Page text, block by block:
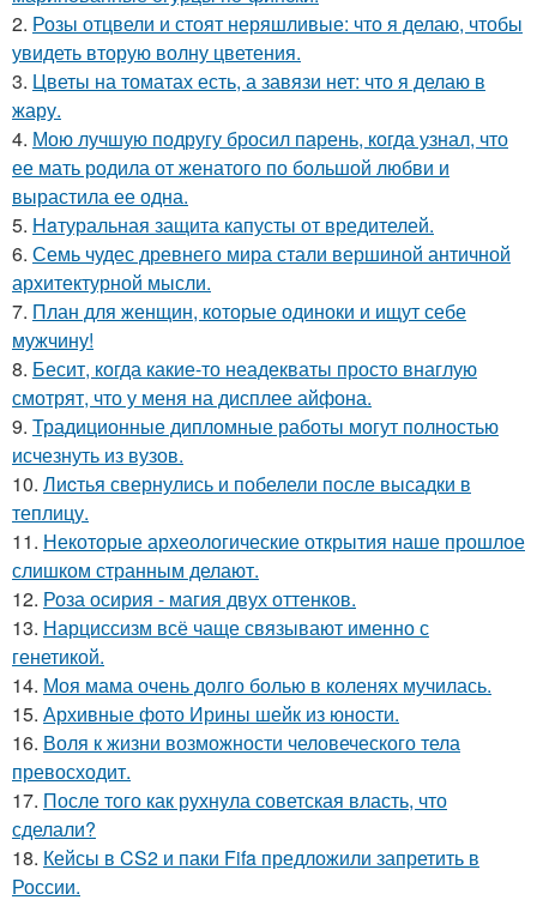
2. Розы отцвели и стоят неряшливые: что я делаю, чтобы
увидеть вторую волну цветения.
3. Цветы на томатах есть, а завязи нет: что я делаю в
жару.
4. Мою лучшую подругу бросил парень, когда узнал, что
ее мать родила от женатого по большой любви и
вырастила ее одна.
5. Haтуральная защита капусты от вредителей.
6. Семь чудес древнего мира стали вершиной античной
архитектурной мысли.
7. План для женщин, которые одиноки и ищут себе
мужчину!
8. Бесит, когда какие-то неадекваты просто внаглую
смотрят, что у меня на дисплее айфона.
9. Традиционные дипломные работы могут полностью
исчезнуть из вузов.
10. Лиcтья свернулись и побелели после высадки в
теплицу.
11. Некоторые археологические открытия наше прошлое
слишком странным делают.
12. Роза осирия - магия двух оттенков.
13. Нарциссизм всё чаще связывают именно с
генетикой.
14. Моя мама очень долго болью в коленях мучилась.
15. Архивные фото Ирины шейк из юности.
16. Воля к жизни возможности человеческого тела
превосходит.
17. После того как рухнула советская власть, что
сделали?
18. Кейсы в CS2 и паки Fifa предложили запретить в
России.